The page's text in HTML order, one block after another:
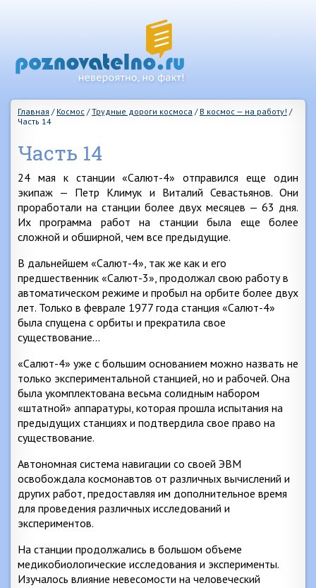
Главная / Космос /Трудные дороги космоса / В космос — на работу! /
Часть 14
Часть 14
24 мая к станции «Салют-4» отправился еще один
экипаж — Петр Климук и Виталий Севастьянов. Они
проработали на станции более двух месяцев — 63 дня.
Их программа работ на станции была еще более
сложной и обширной, чем все предыдущие.
В дальнейшем «Салют-4», так же как и его
предшественник «Салют-3», продолжал свою работу в
автоматическом режиме и пробыл на орбите более двух
лет. Только в феврале 1977 года станция «Салют-4»
была спущена с орбиты и прекратила свое
существование…
«Салют-4» уже с большим основанием можно назвать не
только экспериментальной станцией, но и рабочей. Она
была укомплектована весьма солидным набором
«штатной» аппаратуры, которая прошла испытания на
предыдущих станциях и подтвердила свое право на
существование.
Автономная система навигации со своей ЭВМ
освобождала космонавтов от различных вычислений и
других работ, предоставляя им дополнительное время
для проведения различных исследований и
экспериментов.
На станции продолжались в большом объеме
медикобиологические исследования и эксперименты.
Изучалось влияние невесомости на человеческий